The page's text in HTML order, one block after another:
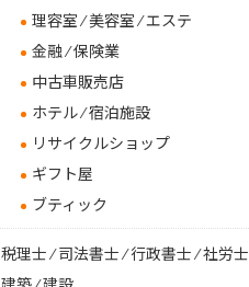
理容室 ⁄ 美容室 ⁄ エステ
金融 ⁄ 保険業
中古車販売店
ホテル ⁄ 宿泊施設
リサイクルショップ
ギフト屋
ブティック
税理士 ⁄ 司法書士 ⁄ 行政書士 ⁄ 社労士